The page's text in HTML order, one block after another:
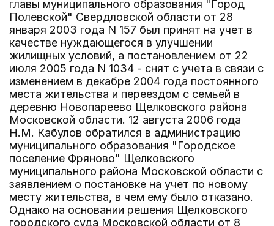
главы муниципального образования "Город
Полевской" Свердловской области от 28
января 2003 года N 157 был принят на учет в
качестве нуждающегося в улучшении
жилищных условий, а постановлением от 22
июля 2005 года N 1034 - снят с учета в связи с
изменением в декабре 2004 года постоянного
места жительства и переездом с семьей в
деревню Новопареево Щелковского района
Московской области. 12 августа 2006 года
Н.М. Кабулов обратился в администрацию
муниципального образования "Городское
поселение Фряново" Щелковского
муниципального района Московской области с
заявлением о постановке на учет по новому
месту жительства, в чем ему было отказано.
Однако на основании решения Щелковского
городского суда Московской области от 8